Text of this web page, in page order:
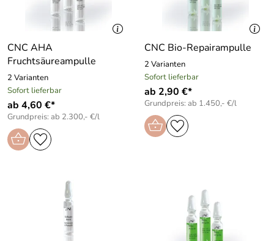
CNC AHA
Fruchtsäureampulle
2 Varianten
Sofort lieferbar
ab 4,60 €*
Grundpreis: ab 2.300,- €/l
CNC Bio-Repairampulle
2 Varianten
Sofort lieferbar
ab 2,90 €*
Grundpreis: ab 1.450,- €/l